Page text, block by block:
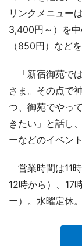
リンクメニュー
3,400円～）を
（850円）など
「新宿御苑で
さま。その点で
つ、御苑でやっ
きたい」と話し
ーなどのイベン
営業時間は11
12時から）、17
ー）。水曜定休。